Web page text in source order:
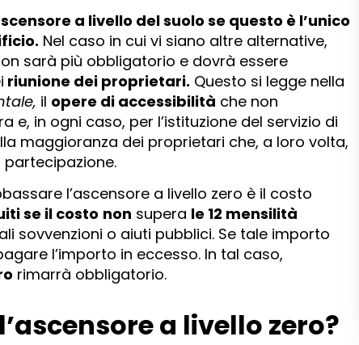
a livello del suolo se questo è l’unico
Nel caso in cui vi siano altre alternative,
sarà più obbligatorio e dovrà essere
riunione dei proprietari. Questo si legge nella
il opere di accessibilità che non
e, in ogni caso, per l’istituzione del servizio di
maggioranza dei proprietari che, a loro volta,
l’ascensore a livello zero è il costo
se il costo non supera le 12 mensilità
sovvenzioni o aiuti pubblici. Se tale importo
l’importo in eccesso. In tal caso,
rimarrà obbligatorio.
a livello zero?